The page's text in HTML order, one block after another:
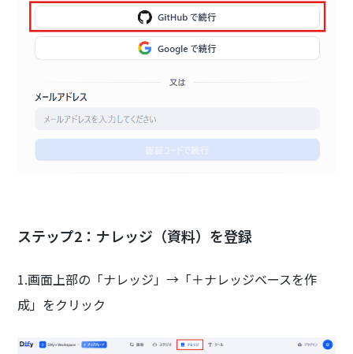
ステップ2：ナレッジ（資料）を登録
1.画面上部の「ナレッジ」→「＋ナレッジベースを作
成」をクリック